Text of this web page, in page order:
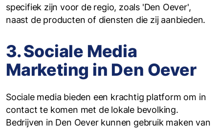
specifiek zijn voor de regio, zoals 'Den Oever',
naast de producten of diensten die zij aanbieden.
3. Sociale Media
Marketing in Den Oever
Sociale media bieden een krachtig platform om in
contact te komen met de lokale bevolking.
Bedrijven in Den Oever kunnen gebruik maken van